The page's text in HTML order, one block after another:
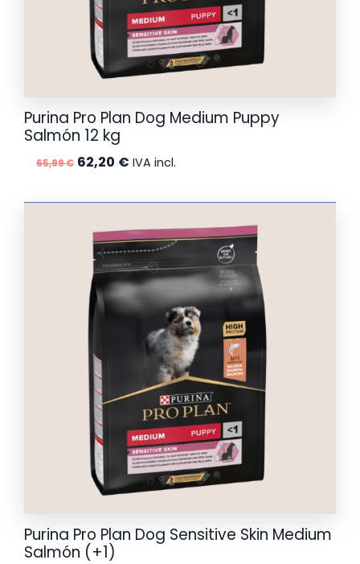
Purina Pro Plan Dog Medium Puppy
Salmón 12 kg
65,99€ El
original
era:
65,99 €.
62,20 € El
actual
es:
62,20 €.
IVA incl.
Purina Pro Plan Dog Sensitive Skin Medium
Salmón (+1)